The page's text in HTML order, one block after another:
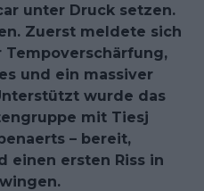
unter Druck setzen.
Zuerst meldete sich
und ein massiver
wurde das
mit Tiesj
– bereit,
einen ersten Riss in